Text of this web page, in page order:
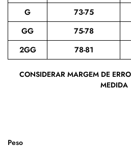
G
73-75
GG
75-78
2GG
78-81
CONSIDERAR MARGEM DE
MEDIDA
Peso